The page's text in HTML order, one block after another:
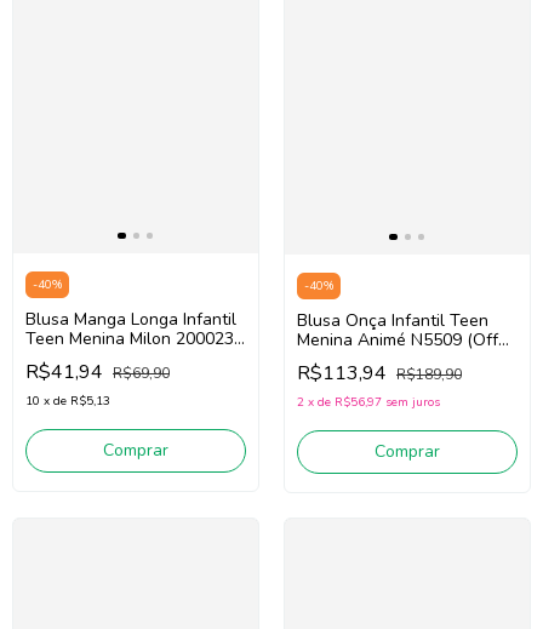
-40%
Blusa Manga Longa Infantil
Teen Menina Milon 2000238
(Branco)
R$41,94 R$69,90
10 x de R$5,13
Comprar
-40%
Blusa Onça Infantil Teen
Menina Animé N5509 (Off
White)
R$113,94 R$189,90
2 x de R$56,97 sem juros
Comprar